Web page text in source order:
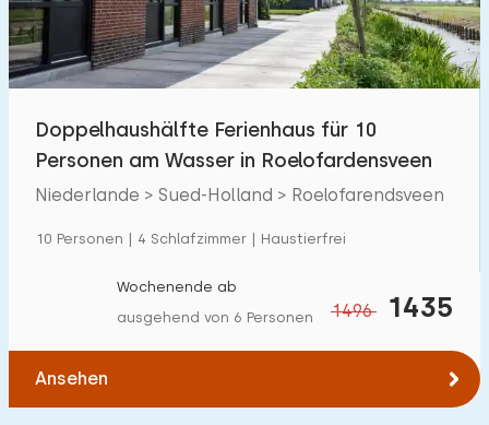
Doppelhaushälfte Ferienhaus für 10
Personen am Wasser in Roelofardensveen
Niederlande > Sued-Holland > Roelofarendsveen
10 Personen | 4 Schlafzimmer | Haustierfrei
1496 1435
Wochenende ab
ausgehend von 6 Personen
Ansehen